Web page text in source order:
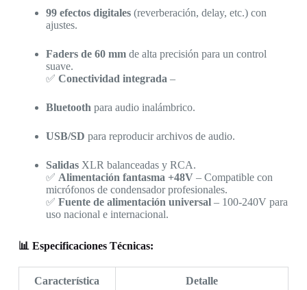
99 efectos digitales(reverberación, delay, etc.) con
ajustes.
Faders de 60 mmde alta precisión para un control
suave.
✅ Conectividad integrada –
Bluetooth para audio inalámbrico.
USB/SD para reproducir archivos de audio.
SalidasXLR balanceadas y RCA.
✅ Alimentación fantasma +48V– Compatible con
micrófonos de condensador profesionales.
✅ Fuente de alimentación universal– 100-240V para
uso nacional e internacional.
📊 Especificaciones Técnicas:
Característica Detalle